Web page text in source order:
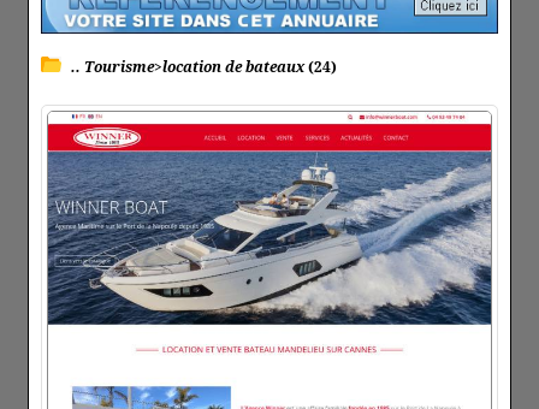
.. Tourisme>location de bateaux(24)